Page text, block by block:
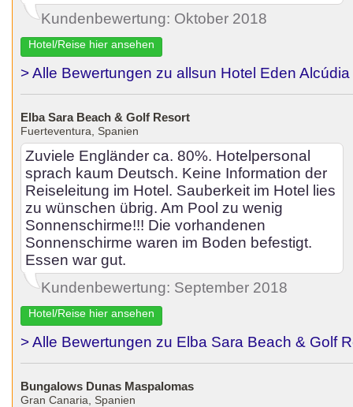
Kundenbewertung: Oktober 2018
Hotel/Reise hier ansehen
> Alle Bewertungen zu allsun Hotel Eden
Elba Sara Beach & Golf Resort
Fuerteventura, Spanien
Zuviele Engländer ca. 80%. Hotelpersonal
sprach kaum Deutsch. Keine Information der
Reiseleitung im Hotel. Sauberkeit im Hotel lies
zu wünschen übrig. Am Pool zu wenig
Sonnenschirme!!! Die vorhandenen
Sonnenschirme waren im Boden befestigt.
Essen war gut.
Kundenbewertung: September 2018
Hotel/Reise hier ansehen
> Alle Bewertungen zu Elba Sara Beach & Golf
Bungalows Dunas Maspalomas
Gran Canaria, Spanien